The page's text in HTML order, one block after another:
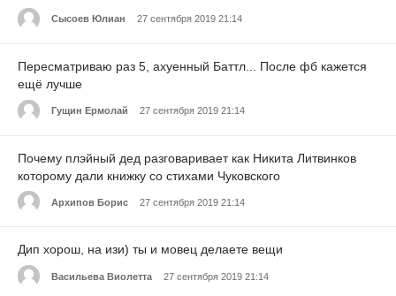
Сысоев Юлиан 27 сентября 2019 21:14
Пересматриваю раз 5, ахуенный Баттл... После фб кажется
ещё лучше
Гущин Ермолай 27 сентября 2019 21:14
Почему плэйный дед разговаривает как Никита Литвинков
которому дали книжку со стихами Чуковского
Архипов Борис 27 сентября 2019 21:14
Дип хорош, на изи) ты и мовец делаете вещи
Васильева Виолетта 27 сентября 2019 21:14